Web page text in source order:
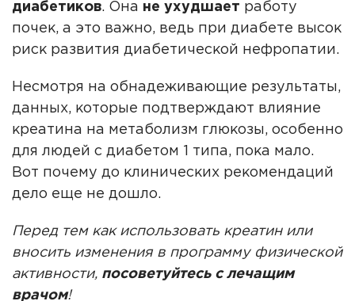
диабетиков. Она не ухудшает работу
почек, а это важно, ведь при диабете высок
риск развития диабетической нефропатии.
Несмотря на обнадеживающие результаты,
данных, которые подтверждают влияние
креатина на метаболизм глюкозы, особенно
для людей с диабетом 1 типа, пока мало.
Вот почему до клинических рекомендаций
дело еще не дошло.
Перед тем как использовать креатин или
вносить изменения в программу физической
активности, посоветуйтесь с лечащим
врачом!